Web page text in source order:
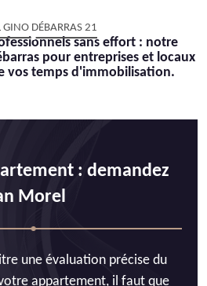
GINO DÉBARRAS 21
sans effort : notre
pour entreprises et locaux
vos temps d'immobilisation.
: demandez
Morel
une évaluation précise du
appartement, il faut que